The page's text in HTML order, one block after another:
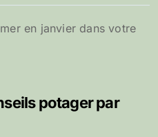
en janvier dans votre
potager par